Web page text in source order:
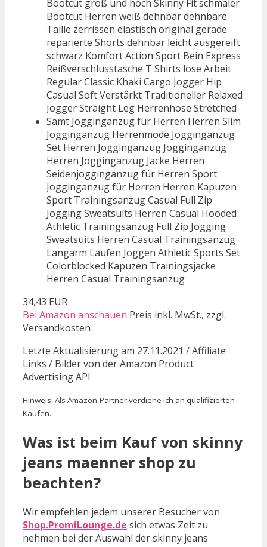
Bootcut groß und hoch Skinny Fit schmaler
Bootcut Herren weiß dehnbar dehnbare
Taille zerrissen elastisch original gerade
reparierte Shorts dehnbar leicht ausgereift
schwarz Komfort Action Sport Bein Express
Reißverschlusstasche T Shirts lose Arbeit
Regular Classic Khaki Cargo Jogger Hip
Casual Soft Verstärkt Traditioneller Relaxed
Jogger Straight Leg Herrenhose Stretched
Samt Jogginganzug für Herren Herren Slim
Jogginganzug Herrenmode Jogginganzug
Set Herren Jogginganzug Jogginganzug
Herren Jogginganzug Jacke Herren
Seidenjogginganzug für Herren Sport
Jogginganzug für Herren Herren Kapuzen
Sport Trainingsanzug Casual Full Zip
Jogging Sweatsuits Herren Casual Hooded
Athletic Trainingsanzug Full Zip Jogging
Sweatsuits Herren Casual Trainingsanzug
Langarm Laufen Joggen Athletic Sports Set
Colorblocked Kapuzen Trainingsjacke
Herren Casual Trainingsanzug
34,43 EUR
Bei Amazon anschauen Preis inkl. MwSt., zzgl.
Versandkosten
Letzte Aktualisierung am 27.11.2021 / Affiliate
Links / Bilder von der Amazon Product
Advertising API
Hinweis: Als Amazon-Partner verdiene ich an qualifizierten
Käufen.
Was ist beim Kauf von skinny
jeans maenner shop zu
beachten?
Wir empfehlen jedem unserer Besucher von
Shop.PromiLounge.de sich etwas Zeit zu
nehmen bei der Auswahl der skinny jeans